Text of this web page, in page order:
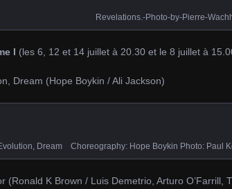
Revelations.-Photo-by-Pierre-
I (les 6, 12 et 14 juillet à 20.30 et le 8 juillet à
Dream (Hope Boykin / Ali Jackson)
Dream Choreography: Hope Boykin Photo: Paul
(Ronald K Brown / Luis Demetrio, Arturo O’Farrill,